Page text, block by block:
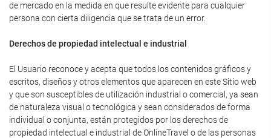
de mercado en la medida en que resulte evidente para cualquier
persona con cierta diligencia que se trata de un error.
Derechos de propiedad intelectual e industrial
El Usuario reconoce y acepta que todos los contenidos gráficos y
escritos, diseños y otros elementos que aparecen en este Sitio web
y que son susceptibles de utilización industrial o comercial, ya sean
de naturaleza visual o tecnológica y sean considerados de forma
individual o conjunta, están protegidos por los derechos de
propiedad intelectual e industrial de OnlineTravel o de las personas